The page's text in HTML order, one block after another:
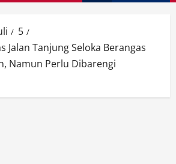
5
Jalan Tanjung Seloka Berangas
Namun Perlu Dibarengi